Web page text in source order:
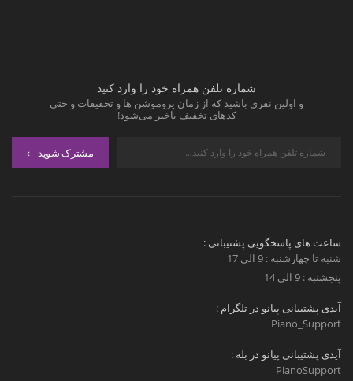
شماره تلفن همراه خود را وارد کنید
و اولین نفری باشید که از زمان پروموشن ها و تخفیفات و حتی
کدهای تخفیف باخبر می‌شود!
مشترک شوید
ساعت های پاسخگویی پشتیبانی :
شنبه تا چهارشنبه : 9 الی 17
پنجشنبه : 9 الی 14
آیدی پشتیبانی پیانو در تلگرام :
Piano_Support
آیدی پشتیبانی پیانو در بله :
PianoSupport